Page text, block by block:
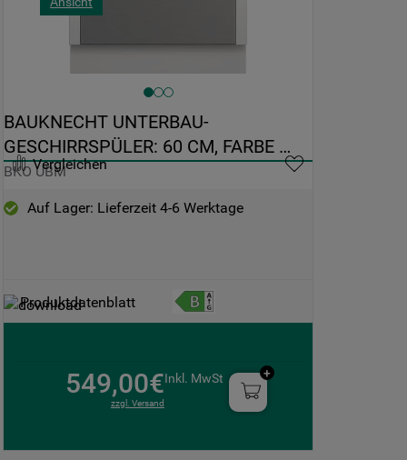
Vergleichen
BAUKNECHT UNTERBAU-
GESCHIRRSPÜLER: 60 CM, FARBE
EDELSTAHL - BKO UBM
BKO UBM
Auf Lager: Lieferzeit 4-6 Werktage
Produktdatenblatt
549,00€Inkl. MwSt
zzgl. Versand